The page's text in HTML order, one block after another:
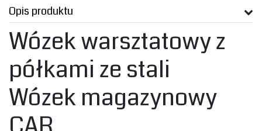
Opis produktu
Wózek warsztatowy z
półkami ze stali
‎Wózek magazynowy